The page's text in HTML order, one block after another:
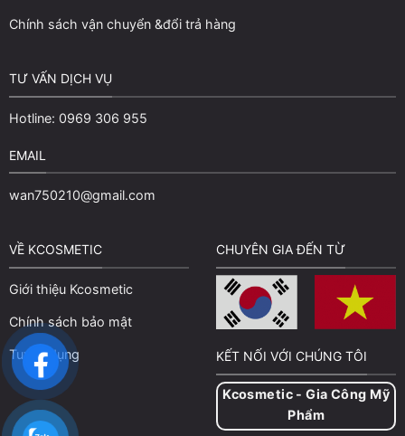
Chính sách vận chuyển &đổi trả hàng
TƯ VẤN DỊCH VỤ
Hotline: 0969 306 955
EMAIL
wan750210@gmail.com
VỀ KCOSMETIC
Giới thiệu Kcosmetic
Chính sách bảo mật
Tuyển dụng
CHUYÊN GIA ĐẾN TỪ
KẾT NỐI VỚI CHÚNG TÔI
Kcosmetic - Gia Công Mỹ
Phẩm